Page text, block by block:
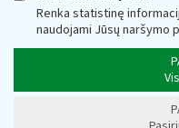
Renka statistinę
naudojami Jūsų naršymo